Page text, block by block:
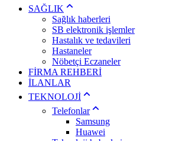
SAĞLIK
Sağlık haberleri
SB elektronik işlemler
Hastalık ve tedavileri
Hastaneler
Nöbetçi Eczaneler
FİRMA REHBERİ
İLANLAR
TEKNOLOJİ
Telefonlar
Samsung
Huawei